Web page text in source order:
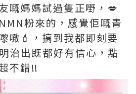
嘅媽媽試過隻正嘢，💋
粉來的，感覺佢嘅青
噉💄，搞到我都即刻要
治出既都好有信心，點
不錯‼️